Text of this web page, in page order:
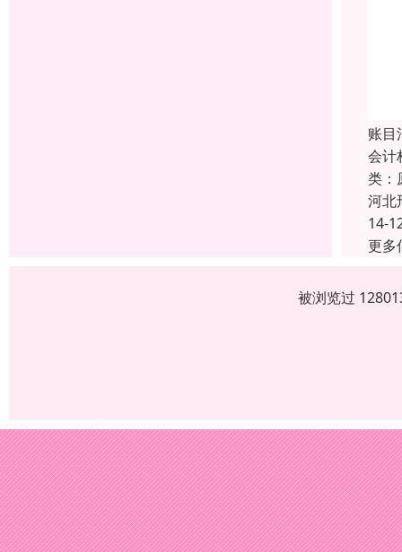
账目
会计
类：
河北
14-
更多
被浏览过